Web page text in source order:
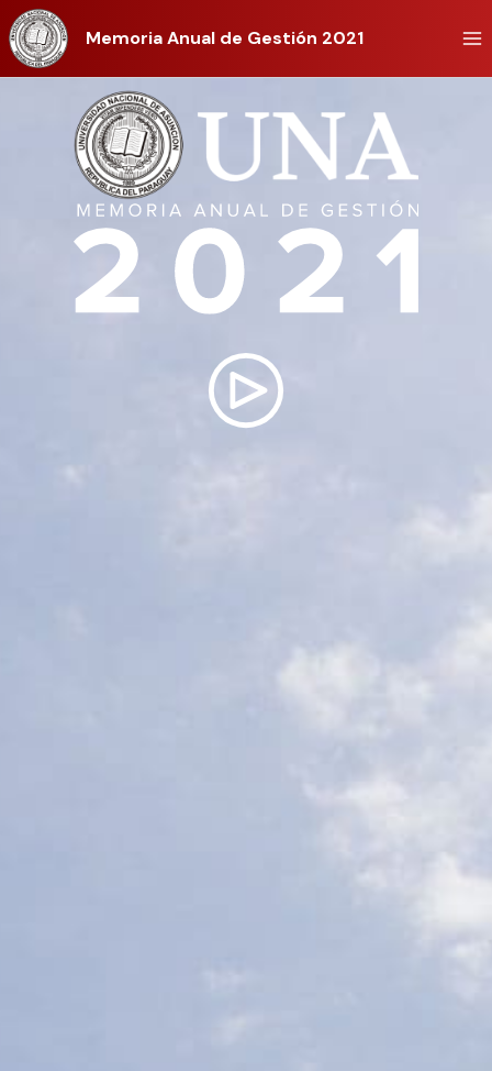
Memoria Anual de Gestión 2021